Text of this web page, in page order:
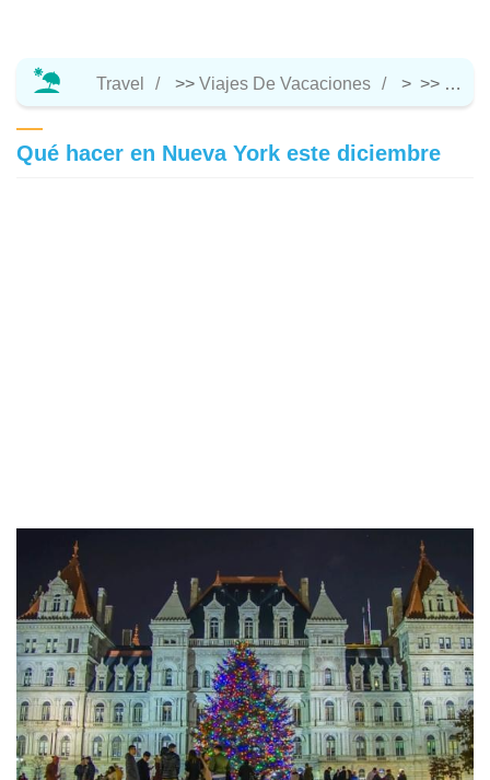
Travel >> Viajes De Vacaciones > >>
Qué hacer en Nueva York este diciembre